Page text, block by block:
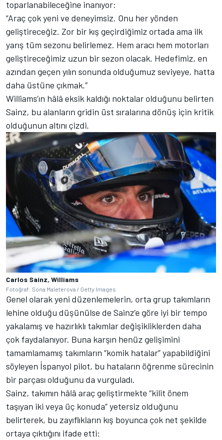
toparlanabileceğine inanıyor:
“Araç çok yeni ve deneyimsiz. Onu her yönden
geliştireceğiz. Zor bir kış geçirdiğimiz ortada ama ilk
yarış tüm sezonu belirlemez. Hem aracı hem motorları
geliştireceğimiz uzun bir sezon olacak. Hedefimiz, en
azından geçen yılın sonunda olduğumuz seviyeye, hatta
daha üstüne çıkmak.”
Williams’ın hâlâ eksik kaldığı noktalar olduğunu belirten
Sainz, bu alanların gridin üst sıralarına dönüş için kritik
olduğunun altını çizdi.
Carlos Sainz, Williams
Fotoğraf: Sona Maleterova / Getty Images
Genel olarak yeni düzenlemelerin, orta grup takımların
lehine olduğu düşünülse de Sainz’e göre iyi bir tempo
yakalamış ve hazırlıklı takımlar değişikliklerden daha
çok faydalanıyor. Buna karşın henüz gelişimini
tamamlamamış takımların “komik hatalar” yapabildiğini
söyleyen İspanyol pilot, bu hataların öğrenme sürecinin
bir parçası olduğunu da vurguladı.
Sainz, takımın hâlâ araç geliştirmekte “kilit önem
taşıyan iki veya üç konuda” yetersiz olduğunu
belirterek, bu zayıflıkların kış boyunca çok net şekilde
ortaya çıktığını ifade etti: